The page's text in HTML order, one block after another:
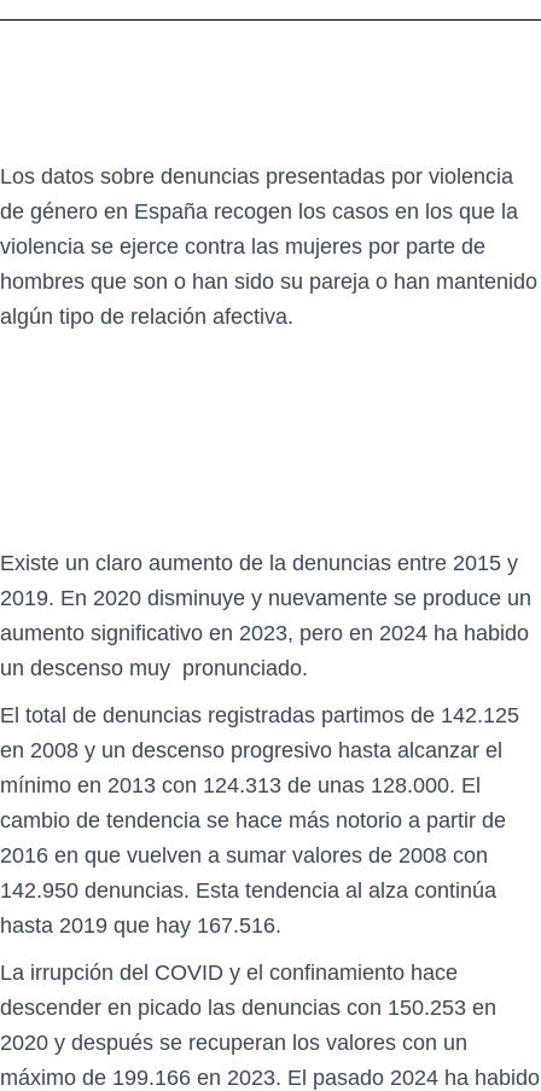
Los datos sobre denuncias presentadas por violencia
de género en España recogen los casos en los que la
violencia se ejerce contra las mujeres por parte de
hombres que son o han sido su pareja o han mantenido
algún tipo de relación afectiva.
Existe un claro aumento de la denuncias entre 2015 y
2019. En 2020 disminuye y nuevamente se produce un
aumento significativo en 2023, pero en 2024 ha habido
un descenso muy pronunciado.
El total de denuncias registradas partimos de 142.125
en 2008 y un descenso progresivo hasta alcanzar el
mínimo en 2013 con 124.313 de unas 128.000. El
cambio de tendencia se hace más notorio a partir de
2016 en que vuelven a sumar valores de 2008 con
142.950 denuncias. Esta tendencia al alza continúa
hasta 2019 que hay 167.516.
La irrupción del COVID y el confinamiento hace
descender en picado las denuncias con 150.253 en
2020 y después se recuperan los valores con un
máximo de 199.166 en 2023. El pasado 2024 ha habido